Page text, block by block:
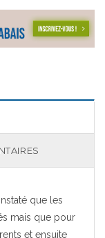
que les
mais que pour
et ensuite